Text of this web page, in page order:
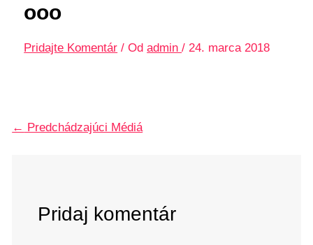
ooo
Pridajte Komentár / Od admin/24. marca 2018
← Predchádzajúci Médiá
Pridaj komentár